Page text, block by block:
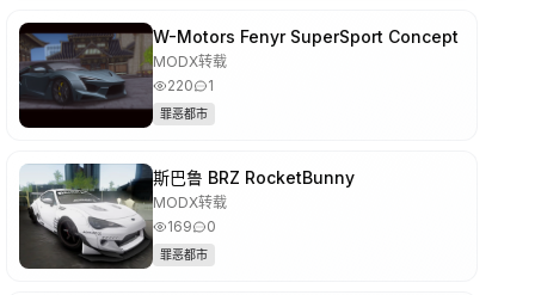
W-Motors Fenyr SuperSport Concept
MODX转载
220
1
罪恶都市
斯巴鲁 BRZ RocketBunny
MODX转载
169
0
罪恶都市